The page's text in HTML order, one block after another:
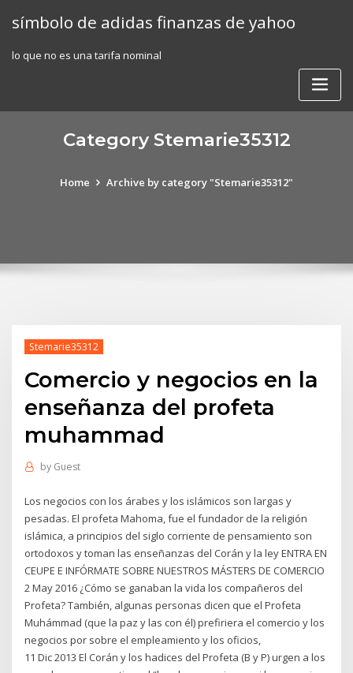
símbolo de adidas finanzas de yahoo
lo que no es una tarifa nominal
Category Stemarie35312
Home Archive by category "Stemarie35312"
Stemarie35312
Comercio y negocios en la
enseñanza del profeta
muhammad
by Guest
Los negocios con los árabes y los islámicos son largas y
pesadas. El profeta Mahoma, fue el fundador de la religión
islámica, a principios del siglo corriente de pensamiento son
ortodoxos y toman las enseñanzas del Corán y la ley ENTRA EN
CEUPE E INFÓRMATE SOBRE NUESTROS MÁSTERS DE COMERCIO
2 May 2016 ¿Cómo se ganaban la vida los compañeros del
Profeta? También, algunas personas dicen que el Profeta
Muhámmad (que la paz y las con él) prefiriera el comercio y los
negocios por sobre el empleamiento y los oficios,
11 Dic 2013 El Corán y los hadices del Profeta (B y P) urgen a los